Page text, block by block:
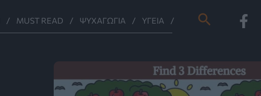
MUST READ ΨΥΧΑΓΩΓΊΑ ΥΓΕΊΑ Αναζήτηση